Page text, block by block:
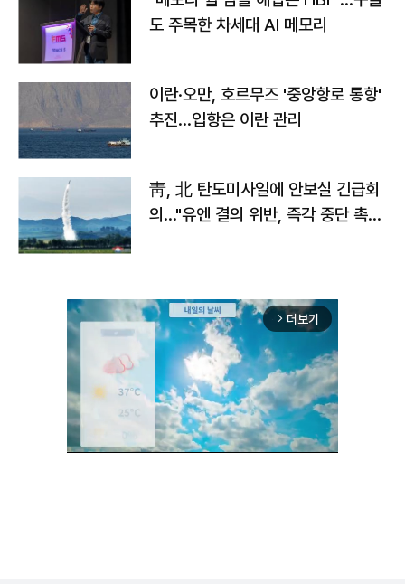
도 주목한 차세대 AI 메모리
이란·오만, 호르무즈 '중앙항로 통항'
추진…입항은 이란 관리
靑, 北 탄도미사일에 안보실 긴급회
의…"유엔 결의 위반, 즉각 중단 촉
arrow_forward_ios 더보기